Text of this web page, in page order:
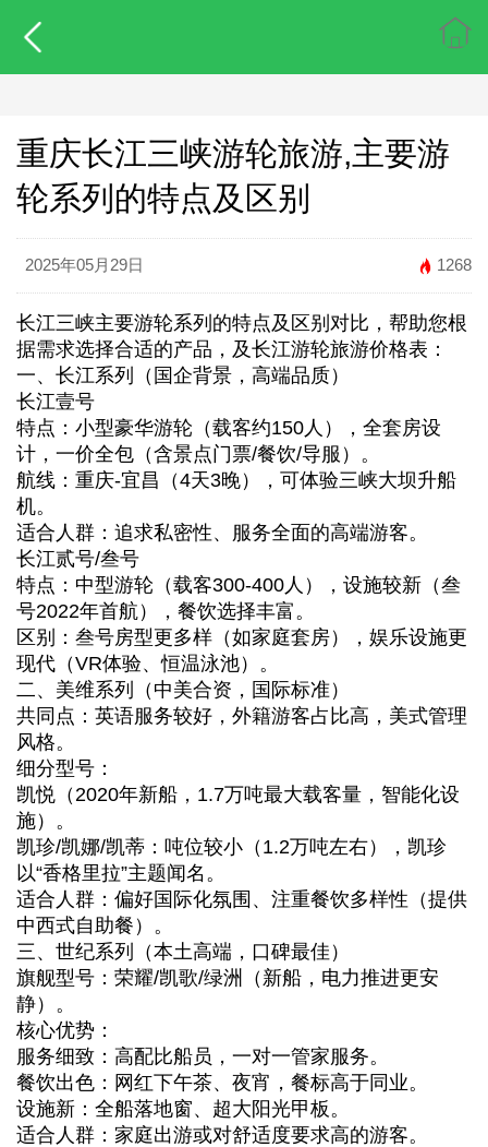
重庆长江三峡游轮旅游,主要游
轮系列的特点及区别
2025年05月29日 1268
长江三峡主要游轮系列的特点及区别对比，帮助您根
据需求选择合适的产品，及长江游轮旅游价格表：
一、长江系列（国企背景，高端品质）
长江壹号
特点：小型豪华游轮（载客约150人），全套房设
计，一价全包（含景点门票/餐饮/导服）。
航线：重庆-宜昌（4天3晚），可体验三峡大坝升船
机。
适合人群：追求私密性、服务全面的高端游客。
长江贰号/叁号
特点：中型游轮（载客300-400人），设施较新（叁
号2022年首航），餐饮选择丰富。
区别：叁号房型更多样（如家庭套房），娱乐设施更
现代（VR体验、恒温泳池）。
二、美维系列（中美合资，国际标准）
共同点：英语服务较好，外籍游客占比高，美式管理
风格。
细分型号：
凯悦（2020年新船，1.7万吨最大载客量，智能化设
施）。
凯珍/凯娜/凯蒂：吨位较小（1.2万吨左右），凯珍
以“香格里拉”主题闻名。
适合人群：偏好国际化氛围、注重餐饮多样性（提供
中西式自助餐）。
三、世纪系列（本土高端，口碑最佳）
旗舰型号：荣耀/凯歌/绿洲（新船，电力推进更安
静）。
核心优势：
服务细致：高配比船员，一对一管家服务。
餐饮出色：网红下午茶、夜宵，餐标高于同业。
设施新：全船落地窗、超大阳光甲板。
适合人群：家庭出游或对舒适度要求高的游客。